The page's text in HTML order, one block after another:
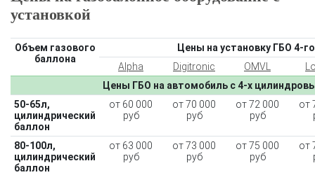
установкой
Объем газового
баллона
Цены на установку ГБО 4-
Alpha
Digitronic OMVL
Цены ГБО на автомобиль с 4-х
50-65л,
цилиндрический
баллон
от 60 000
руб
от 70 000
руб
от 72 000
руб
от
80-100л,
цилиндрический
баллон
от 63 000
руб
от 73 000
руб
от 75 000
руб
от